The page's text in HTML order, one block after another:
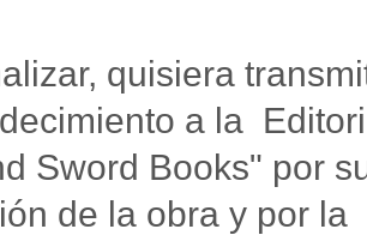
quisiera
a la
Sword Books" por
de la obra y por la